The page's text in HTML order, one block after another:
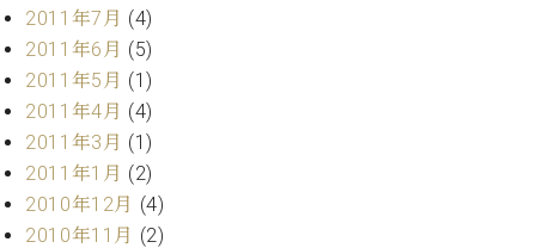
せ
尾山調律師のブ
ログ Die
Musikgasse（音
楽の小道）
2011年7月 (4)
2011年6月 (5)
2011年5月 (1)
2011年4月 (4)
2011年3月 (1)
2011年1月 (2)
2010年12月 (4)
2010年11月 (2)